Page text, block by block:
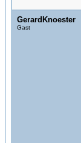
GerardKnoester
Gast